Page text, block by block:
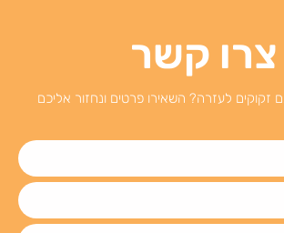
צרו קשר
לעזרה? השאירו פרטים ונחזור אליכם